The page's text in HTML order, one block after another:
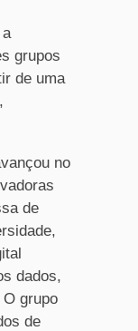
grupos
de uma
no
de
dados,
grupo
de